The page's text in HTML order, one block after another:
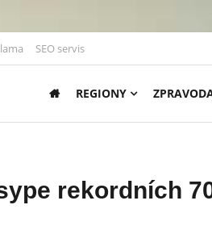
SEO servis
REGIONY
rekordních